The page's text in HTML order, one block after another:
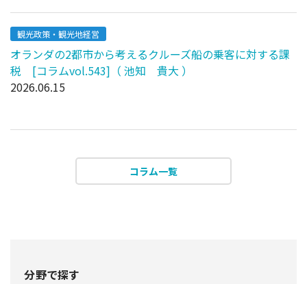
観光政策・観光地経営
オランダの2都市から考えるクルーズ船の乗客に対する課
税 [コラムvol.543]（ 池知 貴大 ）
2026.06.15
コラム一覧
分野で探す